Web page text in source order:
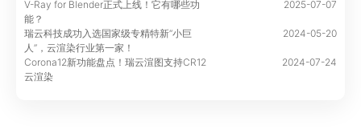
V-Ray for Blender正式上线！它有哪些功
能？
2025-07-07
瑞云科技成功入选国家级专精特新“小巨
人”，云渲染行业第一家！
2024-05-20
Corona12新功能盘点！瑞云渲图支持CR12
云渲染
2024-07-24